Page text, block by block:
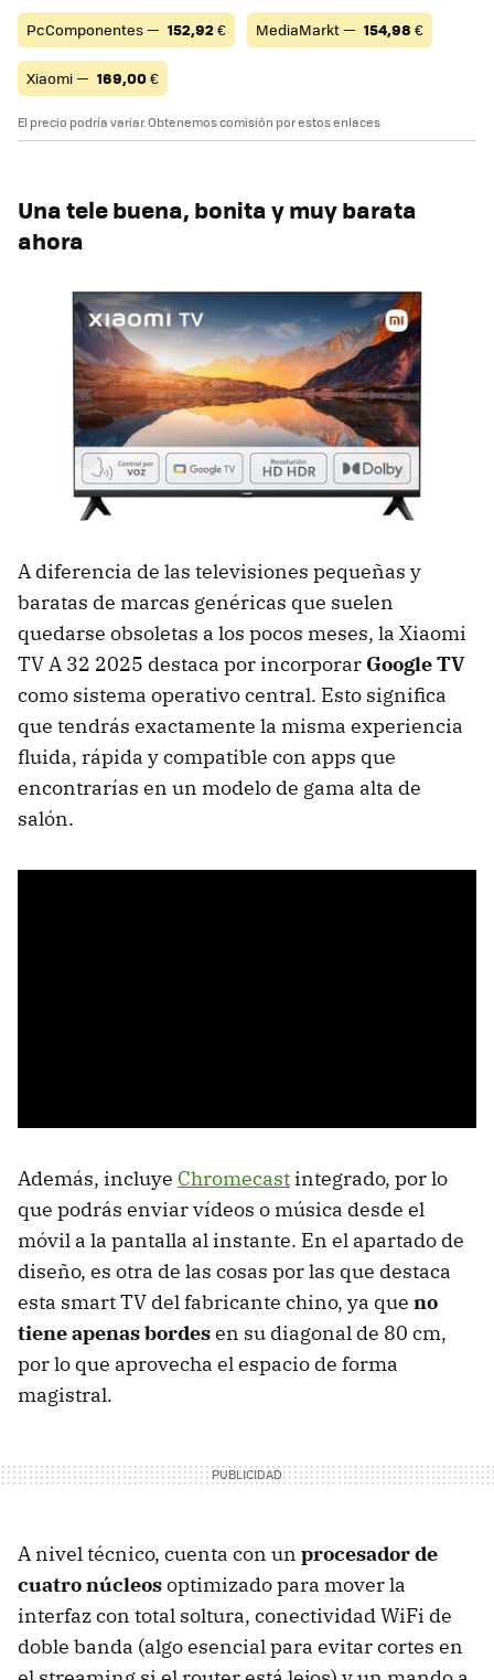
PcComponentes — 152,92 € MediaMarkt — 154,98 €
Xiaomi — 169,00€
El precio podría variar. Obtenemos comisión por estos enlaces
Una tele buena, bonita y muy barata
ahora
A diferencia de las televisiones pequeñas y
baratas de marcas genéricas que suelen
quedarse obsoletas a los pocos meses, la Xiaomi
TV A 32 2025 destaca por incorporar Google TV
como sistema operativo central. Esto significa
que tendrás exactamente la misma experiencia
fluida, rápida y compatible con apps que
encontrarías en un modelo de gama alta de
salón.
Además, incluye Chromecast integrado, por lo
que podrás enviar vídeos o música desde el
móvil a la pantalla al instante. En el apartado de
diseño, es otra de las cosas por las que destaca
esta smart TV del fabricante chino, ya que no
tiene apenas bordesen su diagonal de 80 cm,
por lo que aprovecha el espacio de forma
magistral.
A nivel técnico, cuenta con un procesador de
cuatro núcleosoptimizado para mover la
interfaz con total soltura, conectividad WiFi de
doble banda (algo esencial para evitar cortes en